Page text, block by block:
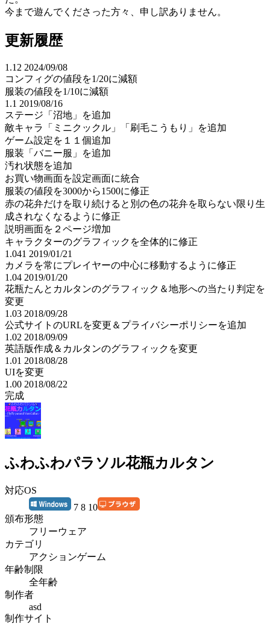
今まで遊んでくださった方々、申し訳ありません。
更新履歴
1.12 2024/09/08
コンフィグの値段を1/20に減額
服装の値段を1/10に減額
1.1 2019/08/16
ステージ「沼地」を追加
敵キャラ「ミニクックル」「刷毛こうもり」を追加
ゲーム設定を１１個追加
服装「バニー服」を追加
汚れ状態を追加
お買い物画面を設定画面に統合
服装の値段を3000から1500に修正
赤の花弁だけを取り続けると別の色の花弁を取らない限り生
成されなくなるように修正
説明画面を２ページ増加
キャラクターのグラフィックを全体的に修正
1.041 2019/01/21
カメラを常にプレイヤーの中心に移動するように修正
1.04 2019/01/20
花瓶たんとカルタンのグラフィック＆地形への当たり判定を
変更
1.03 2018/09/28
公式サイトのURLを変更＆プライバシーポリシーを追加
1.02 2018/09/09
英語版作成＆カルタンのグラフィックを変更
1.01 2018/08/28
UIを変更
1.00 2018/08/22
完成
ふわふわパラソル花瓶カルタン
対応OS
7 8 10
頒布形態
フリーウェア
カテゴリ
アクションゲーム
年齢制限
全年齢
制作者
asd
制作サイト